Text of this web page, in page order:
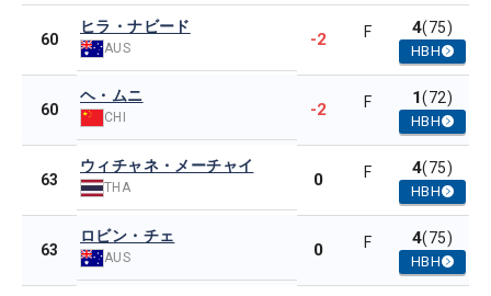
60
ヒラ・ナビード
AUS -2 F 4(75)
HBH
60
ヘ・ムニ
CHI -2 F 1(72)
HBH
63
ウィチャネ・メーチャイ
THA 0 F 4(75)
HBH
63
ロビン・チェ
AUS 0 F 4(75)
HBH